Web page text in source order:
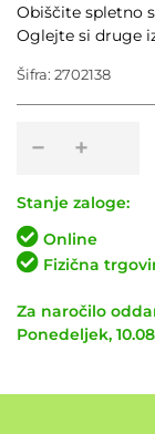
−
olje
zavore
MAGURA
Royal
Blood
količina
+
Obiščite spletno
Oglejte si druge
Šifra: 2702138
Stanje zaloge:
Online
Fizična
Za naročilo
Ponedeljek,